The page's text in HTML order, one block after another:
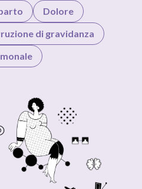
Dolore
di gravidanza